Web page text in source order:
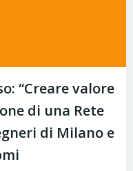
“Creare valore
di una Rete
di Milano e